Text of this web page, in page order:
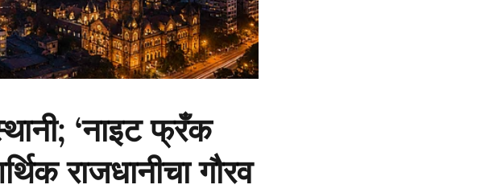
‘नाइट फ्रँक
राजधानीचा गौरव